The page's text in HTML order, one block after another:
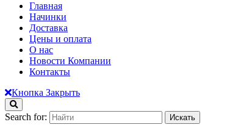
Главная
Начинки
Доставка
Цены и оплата
О нас
Новости Компании
Контакты
Кнопка Закрыть
Search for: